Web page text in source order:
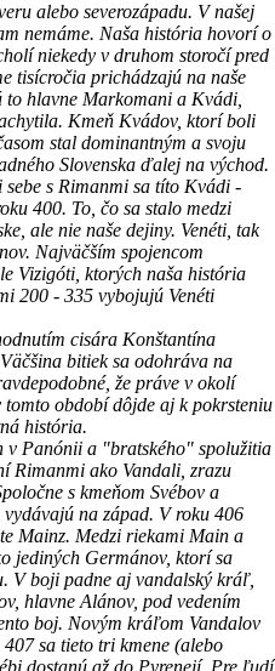
alebo severozápadu. V našej
nemáme. Naša história hovorí o
niekedy v druhom storočí pred
tisícročia prichádzajú na naše
to hlavne Markomani a Kvádi,
Kmeň Kvádov, ktorí boli
stal dominantným a svoju
Slovenska ďalej na východ.
s Rimanmi sa títo Kvádi -
400. To, čo sa stalo medzi
ale nie naše dejiny. Venéti, tak
Najväčším spojencom
Vizigóti, ktorých naša história
200 - 335 vybojujú Venéti
cisára Konštantína
bitiek sa odohráva na
že práve v okolí
období dôjde aj k pokrsteniu
história.
v Panónii a "bratského" spolužitia
Rimanmi ako Vandali, zrazu
s kmeňom Svébov a
na západ. V roku 406
Mainz. Medzi riekami Main a
jediných Germánov, ktorí sa
V boji padne aj vandalský kráľ,
hlavne Alánov, pod vedením
boj. Novým kráľom Vandalov
sa tieto tri kmene (alebo
dostanú až do Pyrenejí. Pre ľudí